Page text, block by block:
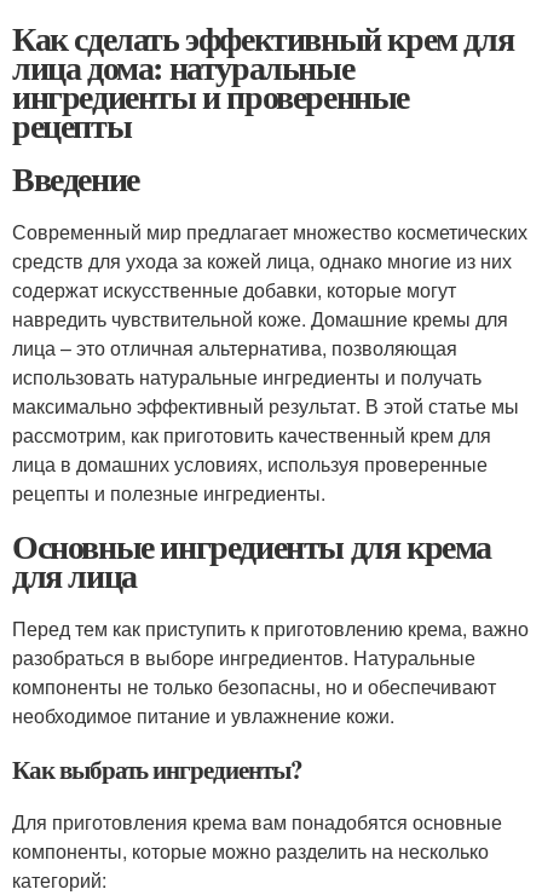
Как сделать эффективный крем для
лица дома: натуральные
ингредиенты и проверенные
рецепты
Введение
Современный мир предлагает множество косметических
средств для ухода за кожей лица, однако многие из них
содержат искусственные добавки, которые могут
навредить чувствительной коже. Домашние кремы для
лица – это отличная альтернатива, позволяющая
использовать натуральные ингредиенты и получать
максимально эффективный результат. В этой статье мы
рассмотрим, как приготовить качественный крем для
лица в домашних условиях, используя проверенные
рецепты и полезные ингредиенты.
Основные ингредиенты для крема
для лица
Перед тем как приступить к приготовлению крема, важно
разобраться в выборе ингредиентов. Натуральные
компоненты не только безопасны, но и обеспечивают
необходимое питание и увлажнение кожи.
Как выбрать ингредиенты?
Для приготовления крема вам понадобятся основные
компоненты, которые можно разделить на несколько
категорий: